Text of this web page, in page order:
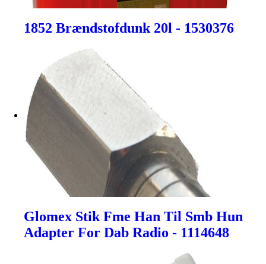
1852 Brændstofdunk 20l - 1530376
Glomex Stik Fme Han Til Smb Hun
Adapter For Dab Radio - 1114648